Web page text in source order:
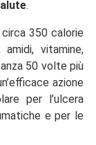
.
350 calorie
vitamine,
50 volte più
azione
per l’ulcera
e per le